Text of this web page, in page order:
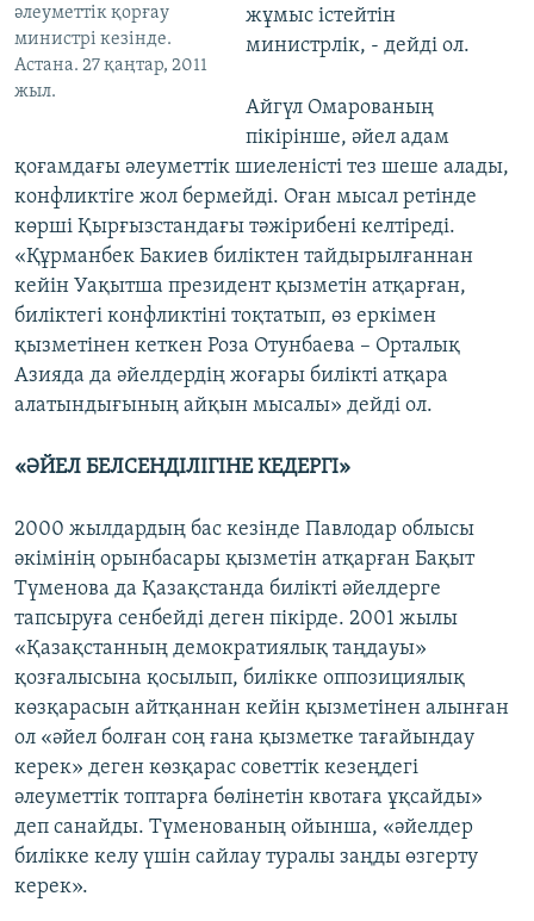
әлеуметтік қорғау
министрі кезінде.
Aстана. 27 қаңтар, 2011
жыл.
жұмыс істейтін
министрлік, - дейді ол.
Айгүл Омарованың
пікірінше, әйел адам
қоғамдағы әлеуметтік шиеленісті тез шеше алады,
конфликтіге жол бермейді. Оған мысал ретінде
көрші Қырғызстандағы тәжірибені келтіреді.
«Құрманбек Бакиев биліктен тайдырылғаннан
кейін Уақытша президент қызметін атқарған,
биліктегі конфликтіні тоқтатып, өз еркімен
қызметінен кеткен Роза Отунбаева – Орталық
Азияда да әйелдердің жоғары билікті атқара
алатындығының айқын мысалы» дейді ол.
«ӘЙЕЛ БЕЛСЕНДІЛІГІНЕ КЕДЕРГІ»
2000 жылдардың бас кезінде Павлодар облысы
әкімінің орынбасары қызметін атқарған Бақыт
Түменова да Қазақстанда билікті әйелдерге
тапсыруға сенбейді деген пікірде. 2001 жылы
«Қазақстанның демократиялық таңдауы»
қозғалысына қосылып, билікке оппозициялық
көзқарасын айтқаннан кейін қызметінен алынған
ол «әйел болған соң ғана қызметке тағайындау
керек» деген көзқарас советтік кезеңдегі
әлеуметтік топтарға бөлінетін квотаға ұқсайды»
деп санайды. Түменованың ойынша, «әйелдер
билікке келу үшін сайлау туралы заңды өзгерту
керек».